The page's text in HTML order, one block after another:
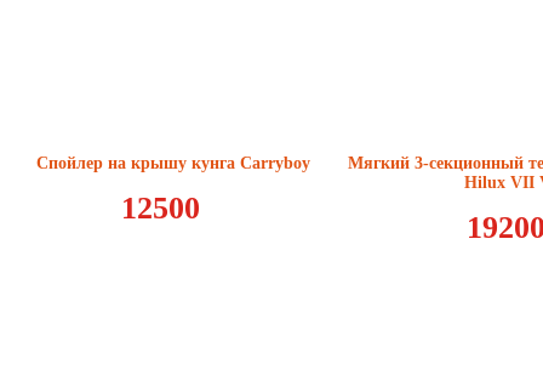
Спойлер на крышу кунга Carryboy
12500
Мягкий 3-секционный
Hilux VII